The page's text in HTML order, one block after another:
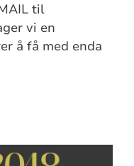
til
vi en
å få med enda